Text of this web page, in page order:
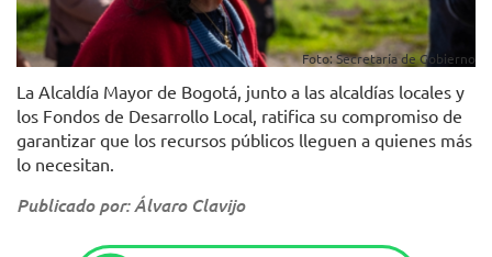
Foto: Secretaría de Gobierno
La Alcaldía Mayor de Bogotá, junto a las alcaldías locales y
los Fondos de Desarrollo Local, ratifica su compromiso de
garantizar que los recursos públicos lleguen a quienes más
lo necesitan.
Publicado por: Álvaro Clavijo